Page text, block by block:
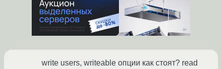
write users, writeable опции как стоят? read